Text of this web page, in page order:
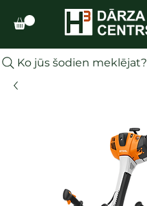
Ko jūs šodien meklējat?